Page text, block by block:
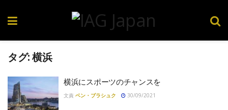
タグ:横浜
横浜にスポーツのチャンスを
文責 ベン・ブラシュク 30/09/2021